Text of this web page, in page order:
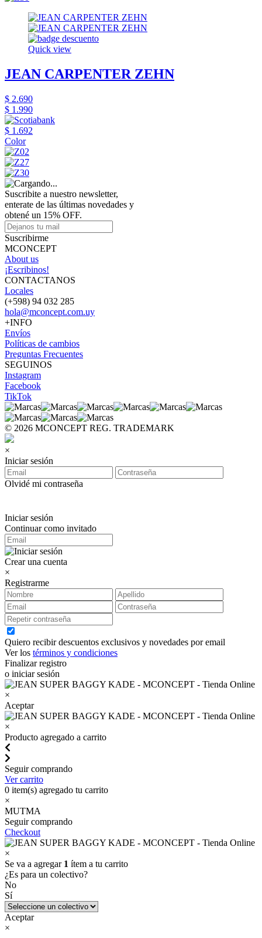
Quick view
JEAN CARPENTER ZEHN
$ 2.690
$ 1.990
$ 1.692
Color
Suscribite a nuestro newsletter,
enterate de las últimas novedades y
obtené un 15% OFF.
Suscribirme
MCONCEPT
About us
¡Escribinos!
CONTACTANOS
Locales
(+598) 94 032 285
hola@mconcept.com.uy
+INFO
Envíos
Políticas de cambios
Preguntas Frecuentes
SEGUINOS
Instagram
Facebook
TikTok
© 2026 MCONCEPT REG. TRADEMARK
×
Iniciar sesión
Olvidé mi contraseña
Iniciar sesión
Continuar como invitado
Crear una cuenta
×
Registrarme
Quiero recibir descuentos exclusivos y novedades por email
Ver los términos y condiciones
Finalizar registro
o iniciar sesión
×
Aceptar
×
Producto agregado a carrito
Seguir comprando
Ver carrito
0 item(s) agregado tu carrito
×
MUTMA
Seguir comprando
Checkout
×
Se va a agregar 1 ítem a tu carrito
¿Es para un colectivo?
No
Sí
Aceptar
×